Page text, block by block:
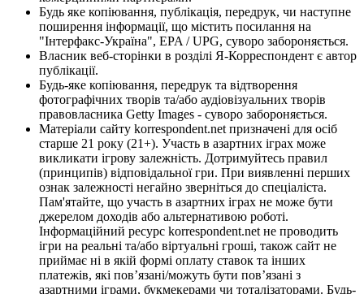
Будь яке копіювання, публікація, передрук, чи наступне
поширення інформації, що містить посилання на
"Інтерфакс-Україна", EPA / UPG, суворо забороняється.
Власник веб-сторінки в розділі Я-Корреспондент є автор
публікації.
Будь-яке копіювання, передрук та відтворення
фотографічних творів та/або аудіовізуальних творів
правовласника Getty Images - суворо забороняється.
Матеріали сайту korrespondent.net призначені для осіб
старше 21 року (21+). Участь в азартних іграх може
викликати ігрову залежність. Дотримуйтесь правил
(принципів) відповідальної гри. При виявленні перших
ознак залежності негайно зверніться до спеціаліста.
Пам'ятайте, що участь в азартних іграх не може бути
джерелом доходів або альтернативою роботі.
Інформаційний ресурс korrespondent.net не проводить
ігри на реальні та/або віртуальні гроші, також сайт не
приймає ні в якій формі оплату ставок та інших
платежів, які пов’язані/можуть бути пов’язані з
азартними іграми, букмекерами чи тоталізаторами. Будь-